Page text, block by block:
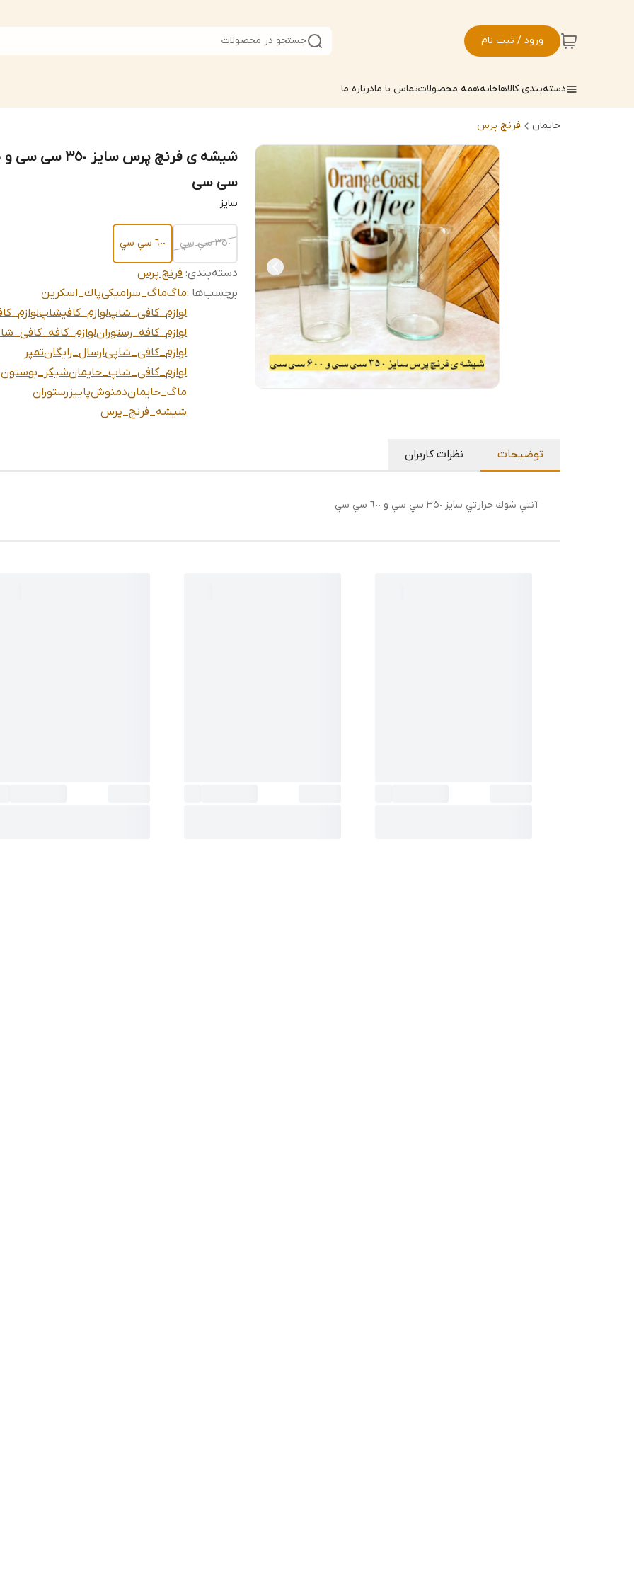
ورود / ثبت نام جستجو در محصولات
دسته‌بندی کالاهاخانههمه محصولاتتماس با مادرباره ما
حایمان فرنچ پرس
سی سی
سايز
٣٥٠ سي سي ٦٠٠ سي سي
دسته‌بندی:فرنچ پرس
برچسب‌ها :ماگماگ_سرامیکیپاك_اسكرين
لوازم_کافی_شاپلوازم_کافیشاپ
لوازم_کافه_رستوران
لوازم_کافی_شاپیارسال_رایگانتمپر
لوازم_کافی_شاپ_حایمانشيكر_بوستون
ماگ_حایماندمنوشپاییز رستوران
شيشه_فرنچ_پرس
توضیحات نظرات کاربران
آنتي شوك حرارتي سايز ٣٥٠ سي سي و ٦٠٠ سي سي